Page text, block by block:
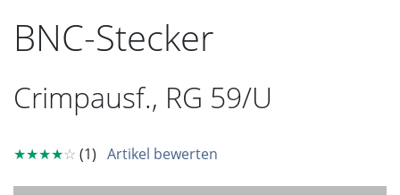
BNC-Stecker
Crimpausf., RG 59/U
★★★★☆ (1) Artikel bewerten